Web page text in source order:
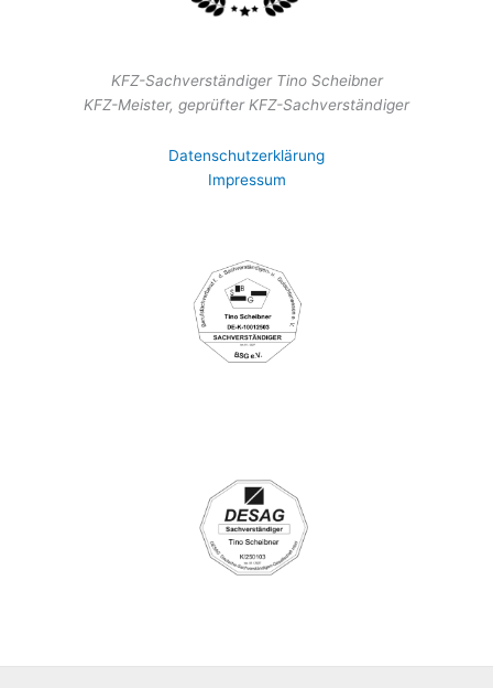
KFZ-Sachverständiger Tino Scheibner
KFZ-Meister, geprüfter KFZ-Sachverständiger
Datenschutzerklärung
Impressum